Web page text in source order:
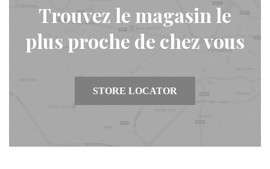
Trouvez le magasin le
plus proche de chez vous
STORE LOCATOR